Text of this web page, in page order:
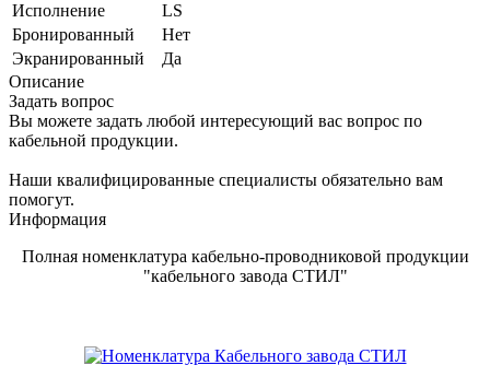
Исполнение
LS
Бронированный
Нет
Экранированный
Да
Описание
Задать вопрос
Вы можете задать любой интересующий вас вопрос по
кабельной продукции.
Наши квалифицированные специалисты обязательно вам
помогут.
Информация
Полная номенклатура кабельно-проводниковой продукции
"кабельного завода СТИЛ"